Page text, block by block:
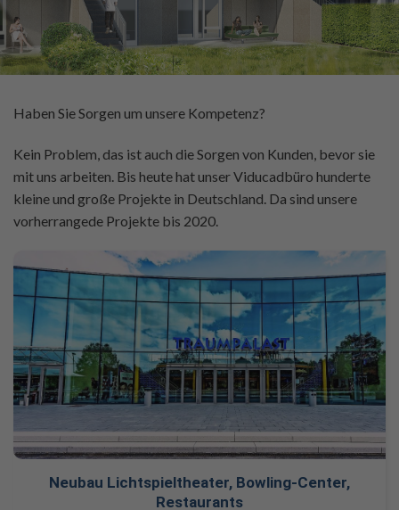
Haben Sie Sorgen um unsere Kompetenz?
Kein Problem, das ist auch die Sorgen von Kunden, bevor sie
mit uns arbeiten. Bis heute hat unser Viducadbüro hunderte
kleine und große Projekte in Deutschland. Da sind unsere
vorherrangede Projekte bis 2020.
Neubau Lichtspieltheater, Bowling-Center,
Restaurants